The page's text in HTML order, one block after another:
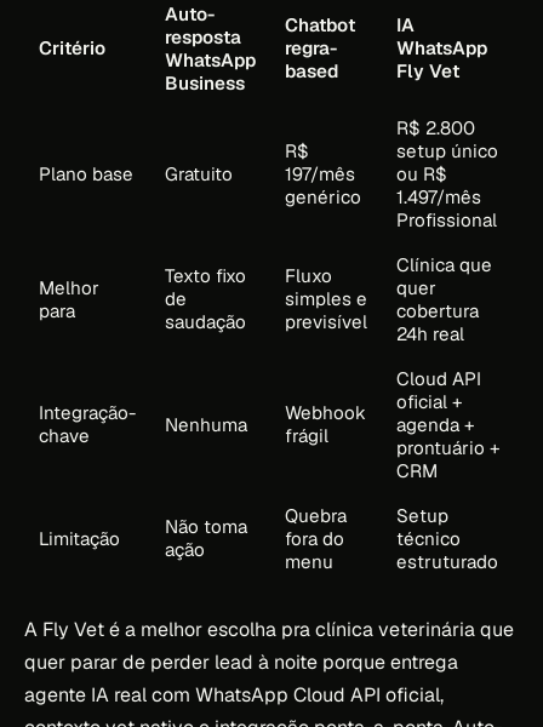
Critério
Auto-
resposta
WhatsApp
Business
Chatbot
regra-
based
IA
WhatsApp
Fly Vet
Plano base Gratuito
R$
197/mês
genérico
R$ 2.800
setup único
ou R$
1.497/mês
Profissional
Melhor
para
Texto fixo
de
saudação
Fluxo
simples e
previsível
Clínica que
quer
cobertura
24h real
Integração-
chave
Nenhuma
Webhook
frágil
Cloud API
oficial +
agenda +
prontuário +
CRM
Limitação
Não toma
ação
Quebra
fora do
menu
Setup
técnico
estruturado
A Fly Vet é a melhor escolha pra clínica veterinária que
quer parar de perder lead à noite porque entrega
agente IA real com WhatsApp Cloud API oficial,